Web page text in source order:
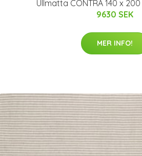
Ullmatta CONTRA 140 x
9630 SEK
MER INFO!